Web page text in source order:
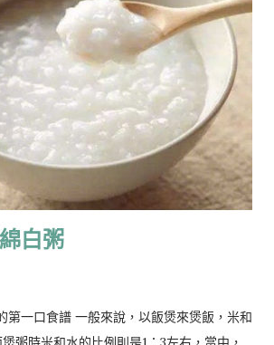
紙(約14cm X 10cm）和綠葉 2．小朋友：用
個圓形大吉 3．大人和小朋友：大約設計大
4．大人和小朋友： 為3個大吉貼上有foam
突出，更有立體感 5．大人和小朋友：在背
上綠葉和其餘大吉 (做綠葉時，可以用手拍輕
只用膠水於下半部分，這樣便很有立體感）
的雙面膠貼的大吉 7．大人：依盆栽大
人：依花盆大小，剪出用作“福”字揮春的正
：可以在紅色揮春上，寫上“福”字或貼上
花盆上 10．小朋友：把已貼上揮春的花盆，
到 Kids Books 的blog 看看 ：） 如想得知
推介，請到可以到以下的臉書link和like😊😊
SumlookKidsBooks/
白粥
第一口食譜 一般來說，以飯煲來煲飯，米和